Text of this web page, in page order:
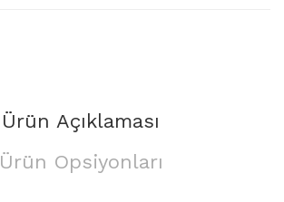
Ürün Açıklaması
Ürün Opsiyonları